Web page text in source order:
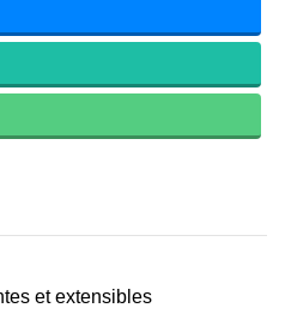
et extensibles